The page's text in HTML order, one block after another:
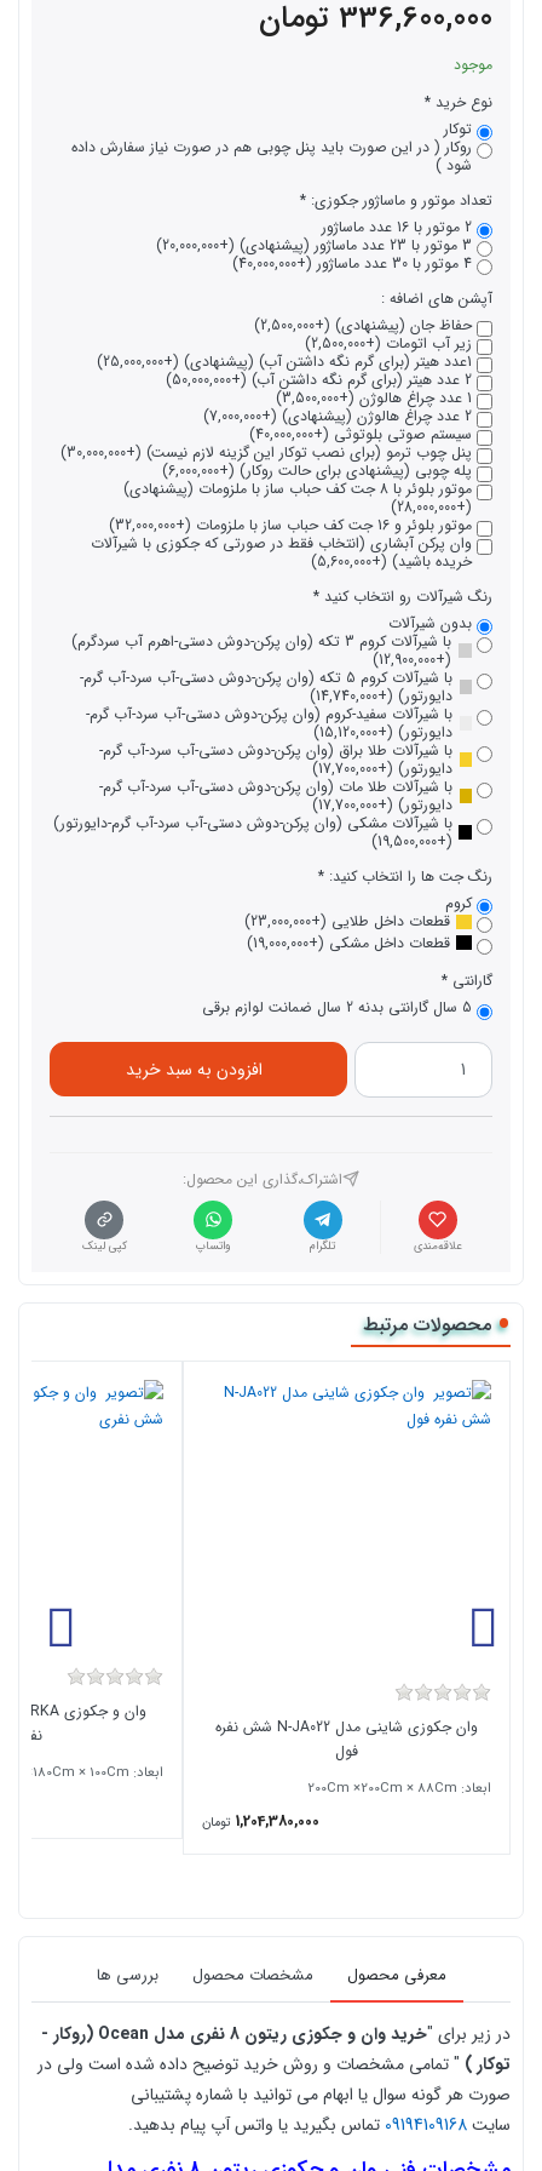
336,600,000 تومان
موجود
نوع خرید
توکار
روکار ( در این صورت باید پنل چوبی هم در صورت نیاز سفارش داده
شود )
تعداد موتور و ماساژور جکوزی:
2 موتور با 16 عدد ماساژور
3 موتور با 23 عدد ماساژور (پیشنهادی) (+20,000,000)
4 موتور با 30 عدد ماساژور (+40,000,000)
آپشن های اضافه :
حفاظ جان (پیشنهادی) (+2,500,000)
زیر آب اتومات (+2,500,000)
1عدد هیتر (برای گرم نگه داشتن آب) (پیشنهادی) (+25,000,000)
2 عدد هیتر (برای گرم نگه داشتن آب) (+50,000,000)
1 عدد چراغ هالوژن (+3,500,000)
2 عدد چراغ هالوژن (پیشنهادی) (+7,000,000)
سیستم صوتی بلوتوثی (+40,000,000)
پنل چوب ترمو (برای نصب توکار این گزینه لازم نیست) (+30,000,000)
پله چوبی (پیشنهادی برای حالت روکار) (+6,000,000)
موتور بلوئر با 8 جت کف حباب ساز با ملزومات (پیشنهادی)
(+28,000,000)
موتور بلوئر و 16 جت کف حباب ساز با ملزومات (+32,000,000)
وان پرکن آبشاری (انتخاب فقط در صورتی که جکوزی با شیرآلات
خریده باشید) (+5,600,000)
رنگ شیرآلات رو انتخاب کنید
بدون شیرآلات
با شیرآلات کروم 3 تکه (وان پرکن-دوش دستی-اهرم آب سردگرم)
(+12,900,000)
با شیرآلات کروم 5 تکه (وان پرکن-دوش دستی-آب سرد-آب گرم-
دایورتور) (+14,740,000)
با شیرآلات سفید-کروم (وان پرکن-دوش دستی-آب سرد-آب گرم-
دایورتور) (+15,120,000)
با شیرآلات طلا براق (وان پرکن-دوش دستی-آب سرد-آب گرم-
دایورتور) (+17,700,000)
با شیرآلات طلا مات (وان پرکن-دوش دستی-آب سرد-آب گرم-
دایورتور) (+17,700,000)
با شیرآلات مشکی (وان پرکن-دوش دستی-آب سرد-آب گرم-دایورتور)
(+19,500,000)
رنگ جت ها را انتخاب کنید:
کروم
قطعات داخل طلایی (+23,000,000)
قطعات داخل مشکی (+19,000,000)
گارانتی
5 سال گارانتی بدنه 2 سال ضمانت لوازم برقی
افزودن به سبد خرید
اشتراک،گذاری این محصول‌:
علاقه‌مندی تلگرام واتساپ کپی لینک
محصولات مرتبط
وان جکوزی شاینی مدل N-JA022 شش نفره
فول
ابعاد: 200Cm ×200Cm × 88Cm
1,204,380,000 تومان
نفری
ابعاد: 210Cm ×180Cm × 100Cm
معرفی محصول مشخصات محصول بررسی ها
در زیر برای "خرید
وان و جکوزی ریتون 8 نفری مدل Ocean (روکار -
توکار ) " تمامی مشخصات و روش خرید توضیح داده شده است ولی در
صورت هر گونه سوال یا ابهام می توانید با شماره پشتیبانی
سایت09194109168 تماس بگیرید یا واتس آپ پیام بدهید.